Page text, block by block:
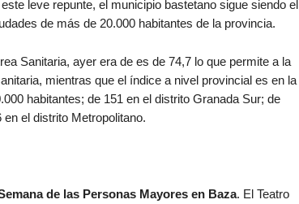
leve repunte, el municipio bastetano sigue siendo el
de más de 20.000 habitantes de la provincia.
Sanitaria, ayer era de es de 74,7 lo que permite a la
mientras que el índice a nivel provincial es en la
habitantes; de 151 en el distrito Granada Sur; de
el distrito Metropolitano.
de las Personas Mayores en Baza. El Teatro